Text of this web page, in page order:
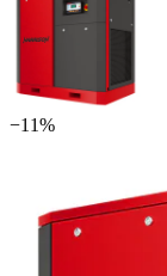
−11%